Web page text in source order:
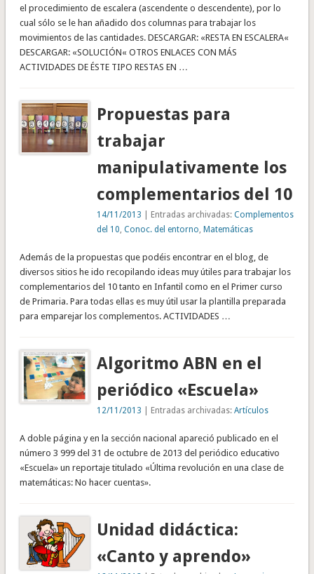
el procedimiento de escalera (ascendente o descendente), por lo
cual sólo se le han añadido dos columnas para trabajar los
movimientos de las cantidades. DESCARGAR: «RESTA EN ESCALERA«
DESCARGAR: «SOLUCIÓN« OTROS ENLACES CON MÁS
ACTIVIDADES DE ÉSTE TIPO RESTAS EN …
Propuestas para
trabajar
manipulativamente los
complementarios del 10
14/11/2013 | Entradas archivadas:Complementos
del 10,Conoc. del entorno, Matemáticas
Además de la propuestas que podéis encontrar en el blog, de
diversos sitios he ido recopilando ideas muy útiles para trabajar los
complementarios del 10 tanto en Infantil como en el Primer curso
de Primaria. Para todas ellas es muy útil usar la plantilla preparada
para emparejar los complementos. ACTIVIDADES …
Algoritmo ABN en el
periódico «Escuela»
12/11/2013 | Entradas archivadas:Artículos
A doble página y en la sección nacional apareció publicado en el
número 3 999 del 31 de octubre de 2013 del periódico educativo
«Escuela» un reportaje titulado «Última revolución en una clase de
matemáticas: No hacer cuentas».
Unidad didáctica:
«Canto y aprendo»